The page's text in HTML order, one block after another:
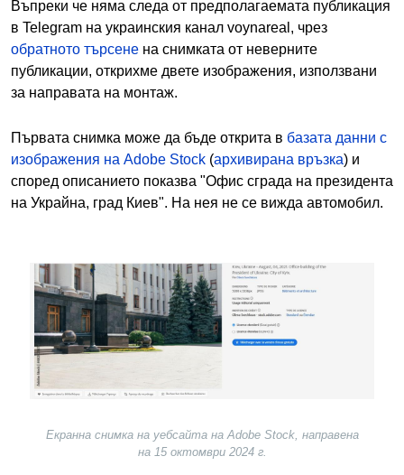
Въпреки че няма следа от предполагаемата публикация
в Telegram на украинския канал voynareal, чрез
обратното търсене на снимката от неверните
публикации, открихме двете изображения, използвани
за направата на монтаж.
Първата снимка може да бъде открита в базата данни с
изображения на Adobe Stock (архивирана връзка) и
според описанието показва "Офис сграда на президента
на Украйна, град Киев". На нея не се вижда автомобил.
Image
Екранна снимка на уебсайта на Adobe Stock, направена
на 15 октомври 2024 г.